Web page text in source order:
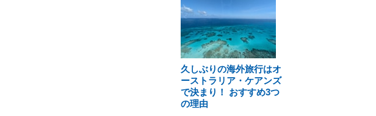
久しぶりの海外旅行はオ
ーストラリア・ケアンズ
で決まり！ おすすめ3つ
の理由